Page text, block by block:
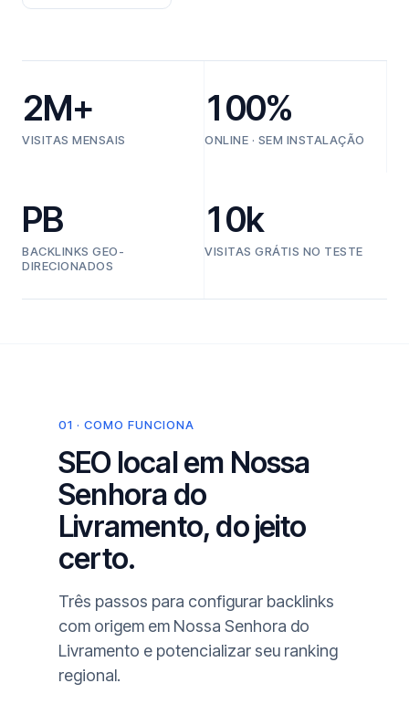
2M+
VISITAS MENSAIS
100%
ONLINE · SEM INSTALAÇÃO
PB
BACKLINKS GEO-
DIRECIONADOS
10k
VISITAS GRÁTIS NO TESTE
01 · COMO FUNCIONA
SEO local em Nossa
Senhora do
Livramento, do jeito
certo.
Três passos para configurar backlinks
com origem em Nossa Senhora do
Livramento e potencializar seu ranking
regional.